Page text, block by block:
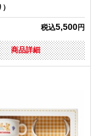
税込5,500円
商品詳細